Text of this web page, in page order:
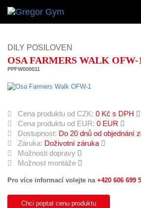
DILY POSILOVEN
OSA FARMERS WALK OFW-
PPFW000011
Cena produktu od CZK: 0 Kč s DPH
Cena produktu od EUR: 0 EUR
Dostupnost: Do 20 dnů od objednání
Záruka: Doživotní záruka
Možnosti dopravy
Možnost montáže
Pro více informací volejte na +420 606 699
Chci poptat cenu produktu